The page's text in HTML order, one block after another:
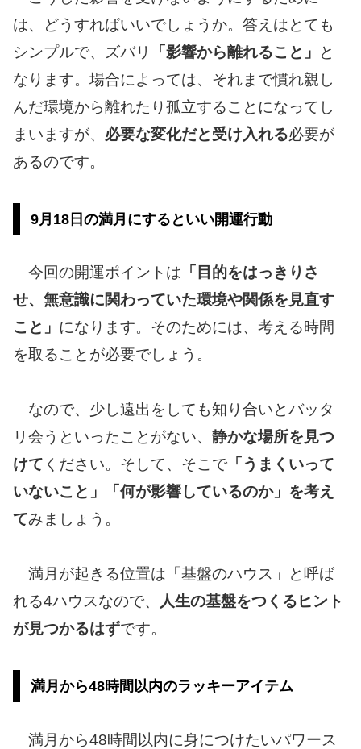
は、どうすればいいでしょうか。答えはとても
シンプルで、ズバリ
「影響から離れること」
と
なります。場合によっては、それまで慣れ親し
んだ環境から離れたり孤立することになってし
まいますが、 必要な変化だと受け入れる必要が
あるのです。
9月18日の満月にするといい開運行動
今回の開運ポイントは 「目的をはっきりさ
せ、無意識に関わっていた環境や関係を見直す
こと」 になります。そのためには、考える時間
を取ることが必要でしょう。
なので、少し遠出をしても知り合いとバッタ
リ会うといったことがない、 静かな場所を見つ
けて ください。そして、そこで 「うまくいって
いないこと」「何が影響しているのか」を考え
てみましょう。
満月が起きる位置は「基盤のハウス」と呼ば
れる4ハウスなので、
人生の基盤をつくるヒント
が見つかるはずです。
満月から48時間以内のラッキーアイテム
満月から48時間以内に身につけたいパワース